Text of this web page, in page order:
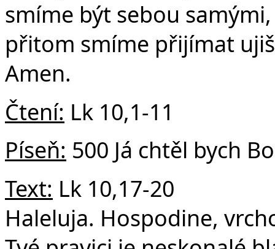
smíme být sebou
přitom smíme přijímat
Amen.
Čtení: Lk 10,1-11
Píseň: 500 Já chtěl bych
Text: Lk 10,17-20
Haleluja. Hospodine,